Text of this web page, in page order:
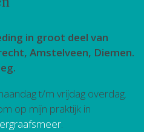
in groot deel van
Amstelveen, Diemen.
t/m vrijdag overdag.
op mijn praktijk in
.